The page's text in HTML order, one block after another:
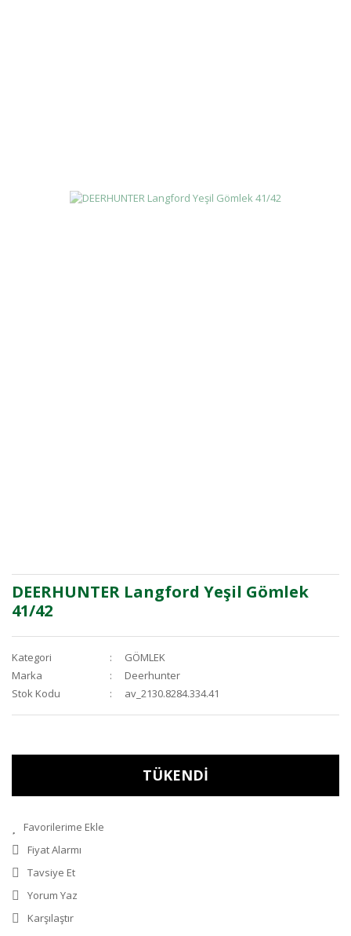
DEERHUNTER Langford Yeşil Gömlek
41/42
Kategori
GÖMLEK
Marka
Deerhunter
Stok Kodu
av_2130.8284.334.41
TÜKENDİ
Fiyat Alarmı
Tavsiye Et
Yorum Yaz
Karşılaştır